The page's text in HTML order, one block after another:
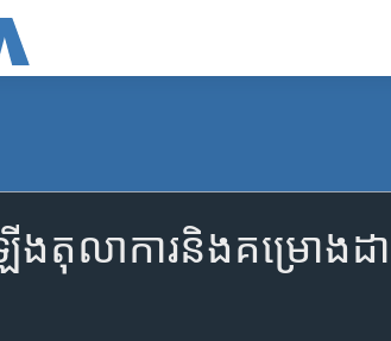
ង​តុលាការ​និង​គម្រោង​ដ